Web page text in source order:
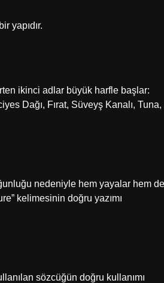
yapıdır.
ikinci adlar büyük harfle başlar:
Dağı, Fırat, Süveyş Kanalı, Tuna,
nedeniyle hem yayalar hem de
kelimesinin doğru yazımı
sözcüğün doğru kullanımı